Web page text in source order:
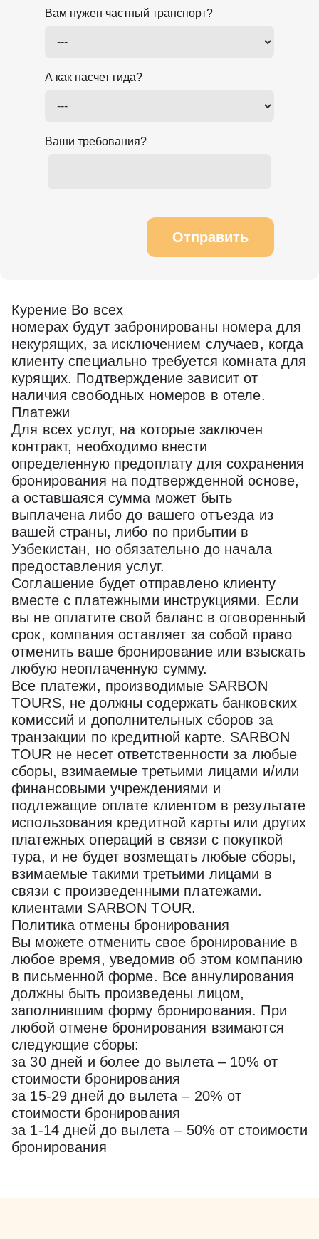
Вам нужен частный транспорт?
А как насчет гида?
Ваши требования?
Отправить
Курение Во всех
номерах будут забронированы номера для
некурящих, за исключением случаев, когда
клиенту специально требуется комната для
курящих. Подтверждение зависит от
наличия свободных номеров в отеле.
Платежи
Для всех услуг, на которые заключен
контракт, необходимо внести
определенную предоплату для сохранения
бронирования на подтвержденной основе,
а оставшаяся сумма может быть
выплачена либо до вашего отъезда из
вашей страны, либо по прибытии в
Узбекистан, но обязательно до начала
предоставления услуг.
Соглашение будет отправлено клиенту
вместе с платежными инструкциями. Если
вы не оплатите свой баланс в оговоренный
срок, компания оставляет за собой право
отменить ваше бронирование или взыскать
любую неоплаченную сумму.
Все платежи, производимые SARBON
TOURS, не должны содержать банковских
комиссий и дополнительных сборов за
транзакции по кредитной карте. SARBON
TOUR не несет ответственности за любые
сборы, взимаемые третьими лицами и/или
финансовыми учреждениями и
подлежащие оплате клиентом в результате
использования кредитной карты или других
платежных операций в связи с покупкой
тура, и не будет возмещать любые сборы,
взимаемые такими третьими лицами в
связи с произведенными платежами.
клиентами SARBON TOUR.
Политика отмены бронирования
Вы можете отменить свое бронирование в
любое время, уведомив об этом компанию
в письменной форме. Все аннулирования
должны быть произведены лицом,
заполнившим форму бронирования. При
любой отмене бронирования взимаются
следующие сборы:
за 30 дней и более до вылета – 10% от
стоимости бронирования
за 15-29 дней до вылета – 20% от
стоимости бронирования
за 1-14 дней до вылета – 50% от стоимости
бронирования